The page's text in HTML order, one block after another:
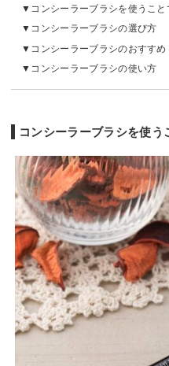
コンシーラーブラシを使うこ
コンシーラーブラシの選び方
コンシーラーブラシのおすすめ
コンシーラーブラシの使い方
コンシーラーブラシを使う